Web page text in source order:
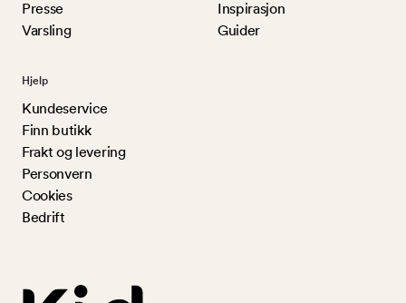
Presse
Varsling
Inspirasjon
Guider
Hjelp
Kundeservice
Finn butikk
Frakt og levering
Personvern
Cookies
Bedrift